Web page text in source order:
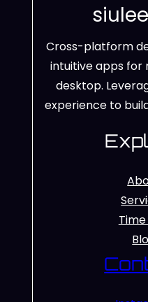
Cross-platform
intuitive apps for
desktop.
experience to
Time